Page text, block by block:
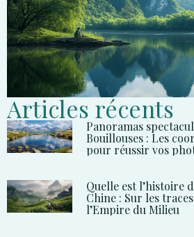
Articles récents
Panoramas
Bouillouses : Les
pour réussir vos
Quelle est l’histoire
Chine : Sur les
l’Empire du Milieu